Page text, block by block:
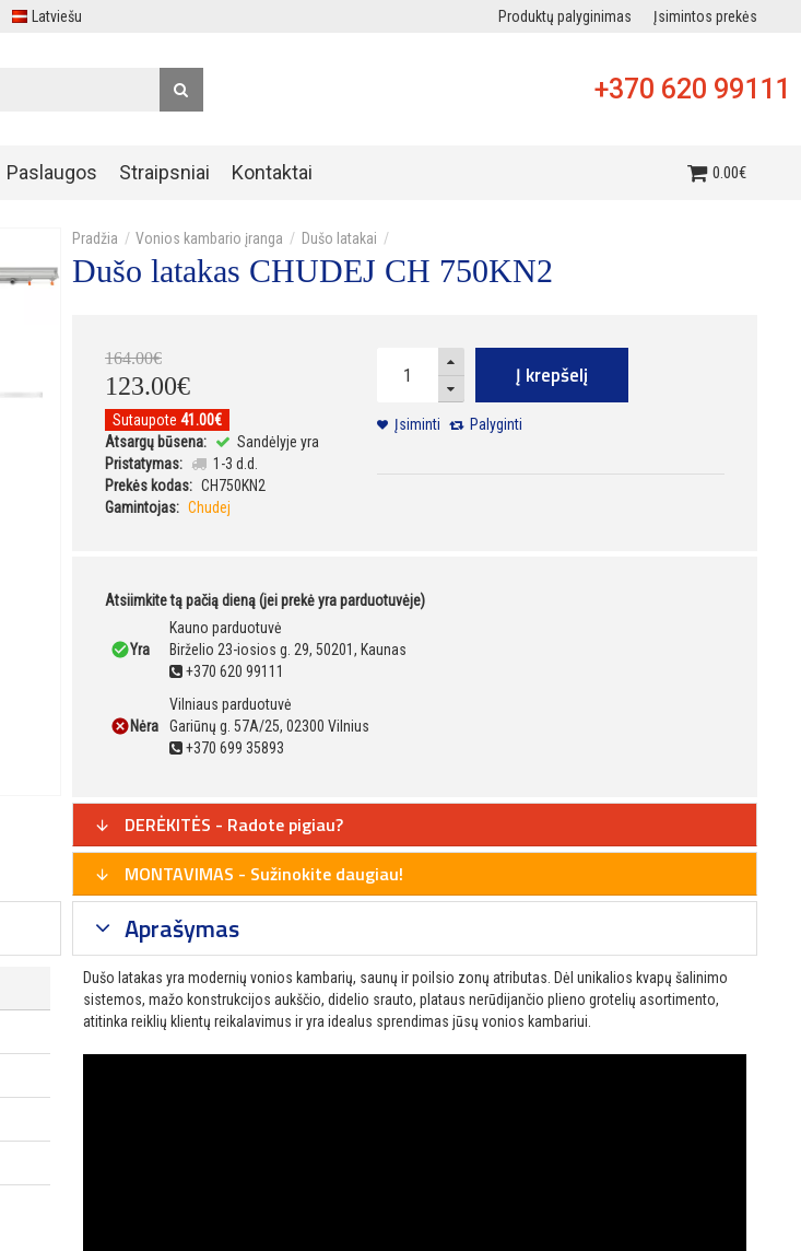
Latviešu Produktų palyginimas Įsimintos prekės
+370 620 99111
Paslaugos Straipsniai Kontaktai 0.00€
Vonios kambario įranga Dušo latakai
Dušo latakas CHUDEJ CH 750KN2
164.00€
123.00€
Sutaupote 41.00€
Atsargų būsena:
Sandėlyje yra
Pristatymas:
1-3 d.d.
Prekės kodas: CH750KN2
Gamintojas: Chudej
Į krepšelį
Įsiminti Palyginti
Atsiimkite tą pačią dieną (jei prekė yra parduotuvėje)
Yra
Kauno parduotuvė
Birželio 23-iosios g. 29, 50201, Kaunas
+370 620 99111
Nėra
Vilniaus parduotuvė
Gariūnų g. 57A/25, 02300 Vilnius
+370 699 35893
DERĖKITĖS - Radote pigiau?
MONTAVIMAS - Sužinokite daugiau!
Aprašymas
Dušo latakas yra modernių vonios kambarių, saunų ir poilsio zonų atributas. Dėl unikalios kvapų šalinimo
sistemos, mažo konstrukcijos aukščio, didelio srauto, plataus nerūdijančio plieno grotelių asortimento,
atitinka reiklių klientų reikalavimus ir yra idealus sprendimas jūsų vonios kambariui.